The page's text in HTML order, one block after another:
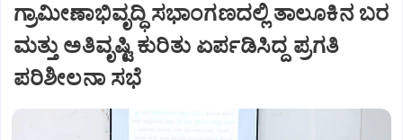
ಗ್ರಾಮೀಣಾಭಿವೃದ್ಧಿ ಸಭಾಂಗಣದಲ್ಲಿ ತಾಲೂಕಿನ ಬರ
ಮತ್ತು ಅತಿವೃಷ್ಟಿ ಕುರಿತು ಏರ್ಪಡಿಸಿದ್ದ ಪ್ರಗತಿ
ಪರಿಶೀಲನಾ ಸಭೆ